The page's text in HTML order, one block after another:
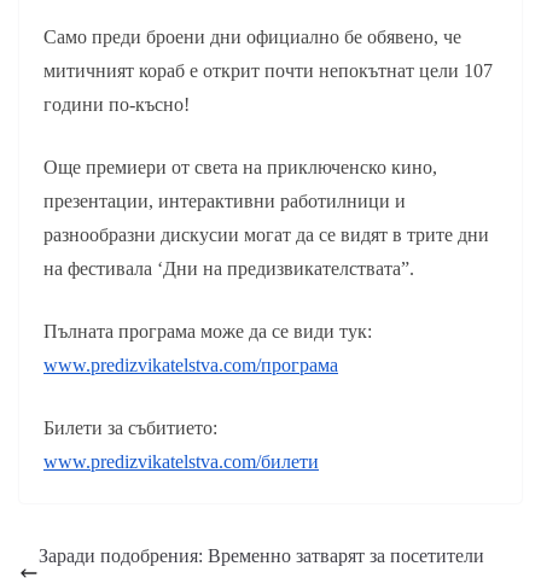
Само преди броени дни официално бе обявено, че
митичният кораб е открит почти непокътнат цели 107
години по-късно!
Още премиери от света на приключенско кино,
презентации, интерактивни работилници и
разнообразни дискусии могат да се видят в трите дни
на фестивала ‘Дни на предизвикателствата”.
Пълната програма може да се види тук:
www.predizvikatelstva.com/програма
Билети за събитието:
www.predizvikatelstva.com/билети
Заради подобрения: Временно затварят за посетители